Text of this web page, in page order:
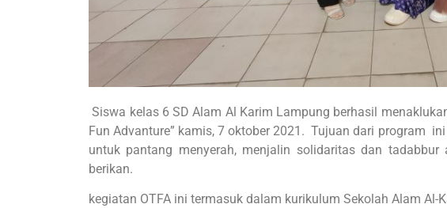
Siswa kelas 6 SD Alam Al Karim Lampung berhasil
Fun Advanture” kamis, 7 oktober 2021. Tujuan dari program
untuk pantang menyerah, menjalin solidaritas dan
berikan.
kegiatan OTFA ini termasuk dalam kurikulum Sekolah Alam Al-